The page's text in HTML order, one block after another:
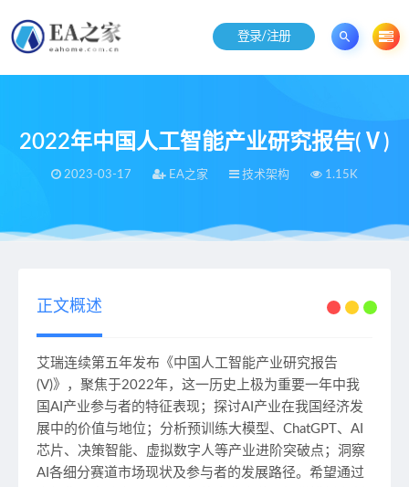
登录/注册
2022年中国人工智能产业研究报告(Ⅴ)
2023-03-17 EA之家 技术架构 1.15K
当前位置：EA之家 2022年中国人工智能产业研究报告(Ⅴ)
正文概述
艾瑞连续第五年发布《中国人工智能产业研究报告
(V)》，聚焦于2022年，这一历史上极为重要一年中我
国AI产业参与者的特征表现；探讨AI产业在我国经济发
展中的价值与地位；分析预训练大模型、ChatGPT、AI
芯片、决策智能、虚拟数字人等产业进阶突破点；洞察
AI各细分赛道市场现状及参与者的发展路径。希望通过